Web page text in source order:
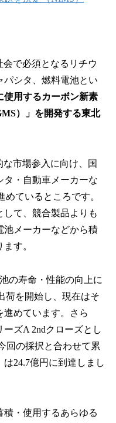
で必須となるリチウ
パシタ、燃料電池とい
使用するカーボン新素
）」を開発する東北
な市場参入に向け、国
タ・自動車メーカーな
ているところです。
して、競合製品よりも
池メーカーなどから積
す。
の寿命・性能の向上に
荷を開始し、現在はそ
めています。さら
ーズA 2ndクローズとし
回の採択と合わせて累
24.7億円に到達しまし
・使用するあらゆる